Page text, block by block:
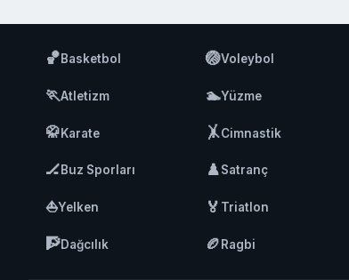
🏀Basketbol 🏐Voleybol
🏃Atletizm 🏊Yüzme
🥋Karate 🤸Cimnastik
🏒Buz Sporları ♟️Satranç
⛵Yelken 🏅 Triatlon
🧗Dağcılık 🏉 Ragbi